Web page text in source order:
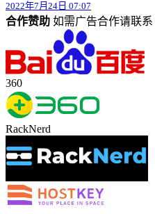
2022年7月24日 07:07
合作赞助 如需广告合作请联系
360
RackNerd